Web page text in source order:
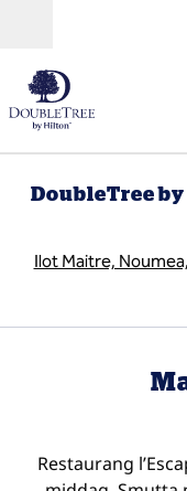
DoubleTree
Ilot Maitre,
Restaurang